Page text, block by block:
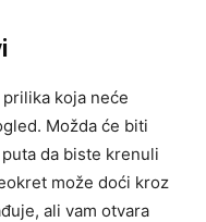
koja neće
Možda će biti
da biste krenuli
može doći kroz
ali vam otvara